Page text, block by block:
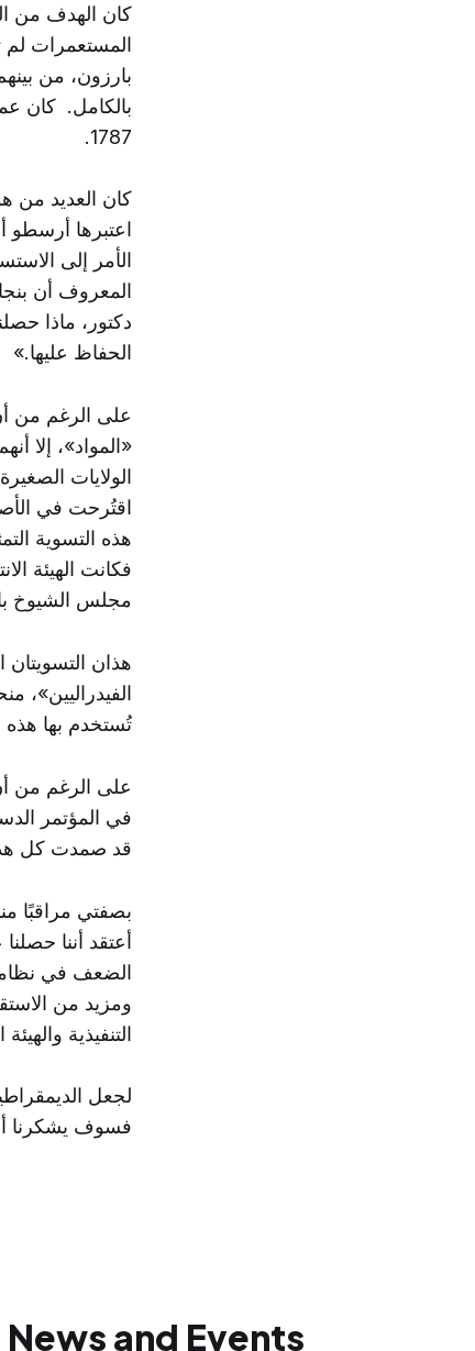
كان الهدف من
المستعمرات لم
بارزون، من
1787.
كان العديد من
اعتبرها أرسطو
الأمر إلى
المعروف أن
دكتور، ماذا
الحفاظ عليها.»
على الرغم من
«المواد»، إلا
الولايات
اقتُرحت في
هذه التسوية
فكانت الهيئة
مجلس الشيوخ
هذان التسويتان
الفيدراليين»،
تُستخدم بها هذه
قد صمدت كل هذه
بصفتي مراقبًا
أعتقد أننا
الضعف في
ومزيد من
التنفيذية والهيئة
لجعل
فسوف يشكرنا أحفادنا
and Events